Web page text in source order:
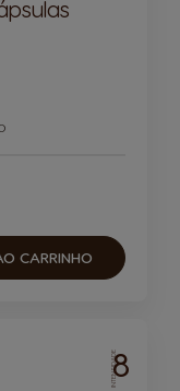
CARRINHO
INTENSIDADE8